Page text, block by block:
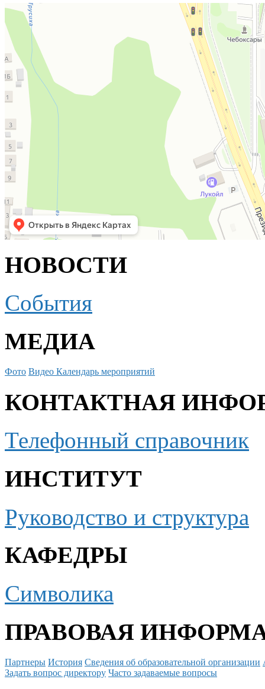
НОВОСТИ
События
МЕДИА
Фото Видео Календарь мероприятий
КОНТАКТНАЯ
Телефонный справочник
ИНСТИТУТ
Руководство и структура
КАФЕДРЫ
Символика
ПРАВОВАЯ
Партнеры История Сведения об образовательной организации
Задать вопрос директору Часто задаваемые вопросы